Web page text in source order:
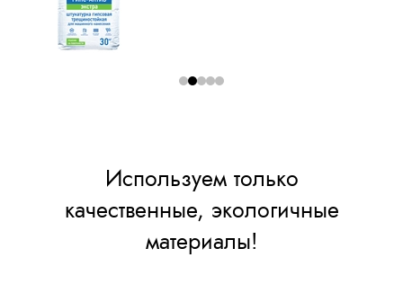
Используем только
качественные, экологичные
материалы!